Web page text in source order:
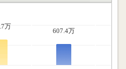
万
607.4万